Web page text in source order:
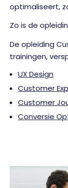
optimaliseert,
Zo is de
De opleiding
trainingen,
UX Design
Customer
Customer
Conversie